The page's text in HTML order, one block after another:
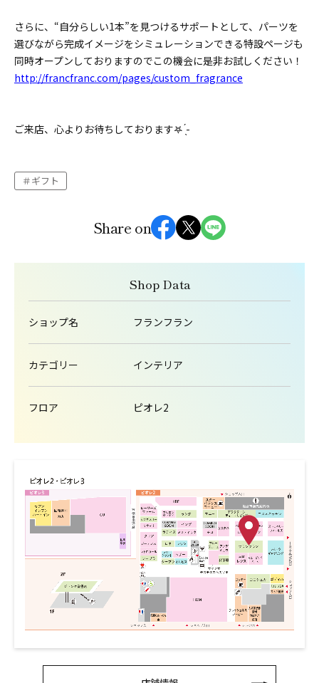
さらに、“自分らしい1本”を見つけるサポートとして、パーツを
選びながら完成イメージをシミュレーションできる特設ページも
同時オープンしておりますのでこの機会に是非お試しください！
http://francfranc.com/pages/custom_fragrance
ご来店、心よりお待ちしております‪‎𖤐 ̖́-‬
ギフト
Share on
Shop Data
ショップ名 フランフラン
カテゴリー インテリア
フロア ピオレ2